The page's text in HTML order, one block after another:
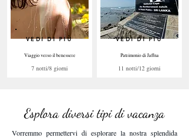
VEDI DI PIÙ
Viaggio verso il benessere
7 notti/8 giorni
VEDI DI PIÙ
Patrimonio di Jaffna
11 notti/12 giorni
Esplora diversi tipi di vacanza
Vorremmo permettervi di esplorare la nostra splendida